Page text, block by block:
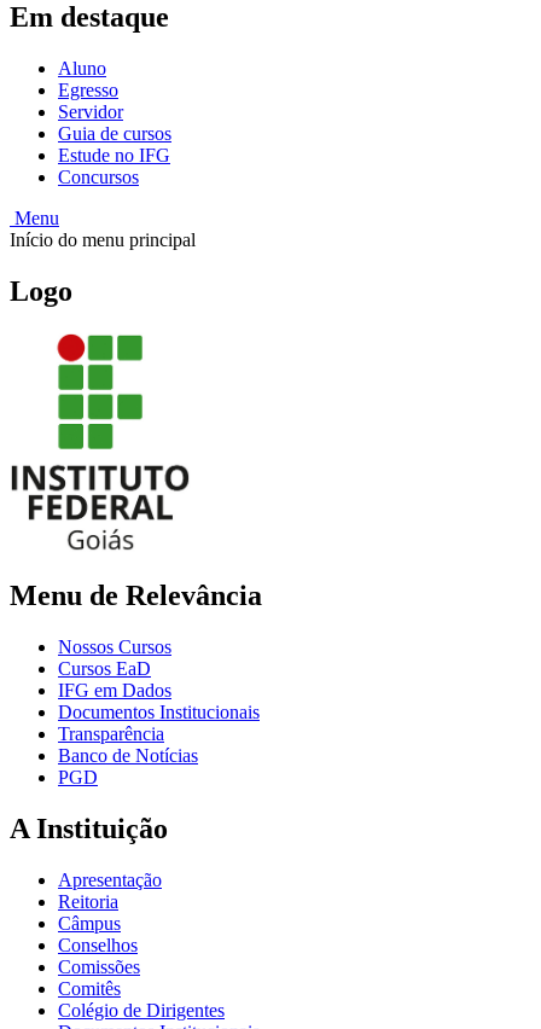
Em destaque
Aluno
Egresso
Servidor
Guia de cursos
Estude no IFG
Concursos
Menu
Início do menu principal
Logo
Menu de Relevância
Nossos Cursos
Cursos EaD
IFG em Dados
Documentos Institucionais
Transparência
Banco de Notícias
PGD
A Instituição
Apresentação
Reitoria
Câmpus
Conselhos
Comissões
Comitês
Colégio de Dirigentes